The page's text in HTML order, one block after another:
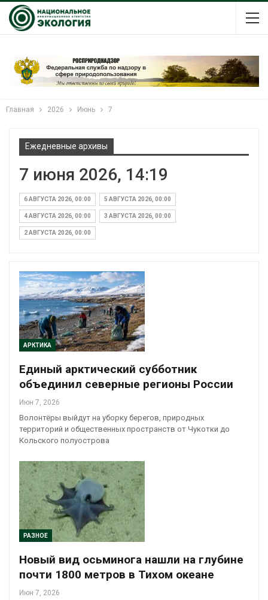
Главная 2026 Июнь 7
Ежедневные архивы
7 июня 2026, 14:19
6 АВГУСТА 2026, 00:00 5 АВГУСТА 2026, 00:00
4 АВГУСТА 2026, 00:00 3 АВГУСТА 2026, 00:00
2 АВГУСТА 2026, 00:00
АРКТИКА
Единый арктический субботник
объединил северные регионы России
Июн 7, 2026
Волонтёры выйдут на уборку берегов, природных
территорий и общественных пространств от Чукотки до
Кольского полуострова
РАЗНОЕ
Новый вид осьминога нашли на глубине
почти 1800 метров в Тихом океане
Июн 7, 2026